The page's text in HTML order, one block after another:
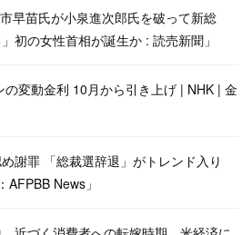
早苗氏が小泉進次郎氏を破って新総
初の女性首相が誕生か : 読売新聞」
の変動金利 10月から引き上げ | NHK | 金
め謝罪 「総裁選辞退」がトレンド入り
News」